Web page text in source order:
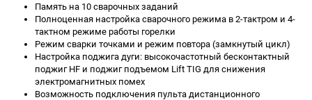
Память на 10 сварочных заданий
Полноценная настройка сварочного режима в 2-тактром и 4-
тактном режиме работы горелки
Режим сварки точками и режим повтора (замкнутый цикл)
Настройка поджига дуги: высокочастотный бесконтактный
поджиг HF и поджиг подъемом Lift TIG для снижения
электромагнитных помех
Возможность подключения пульта дистанционного